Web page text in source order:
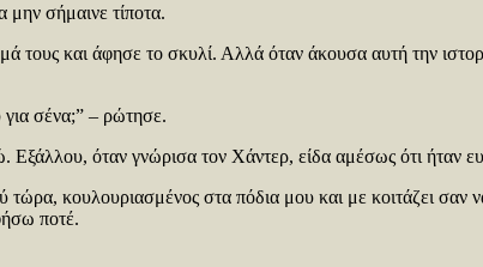
σήμαινε τίποτα.
τους και άφησε το σκυλί. Αλλά όταν άκουσα αυτή την
για σένα;” – ρώτησε.
Εξάλλου, όταν γνώρισα τον Χάντερ, είδα αμέσως ότι ήταν
τώρα, κουλουριασμένος στα πόδια μου και με κοιτάζει
ποτέ.